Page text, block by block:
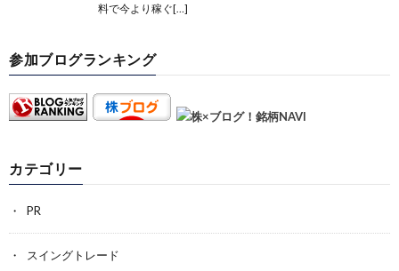
料で今より稼ぐ[…]
参加ブログランキング
カテゴリー
PR
スイングトレード